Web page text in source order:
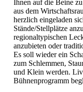
Ihnen auf die Beine
aus dem
herzlich eingeladen
Stände/Stellplätze
regionaltypischen
anzubieten oder
Es soll wieder ein
zum Schlemmen,
und Klein werden.
Bühnenprogramm